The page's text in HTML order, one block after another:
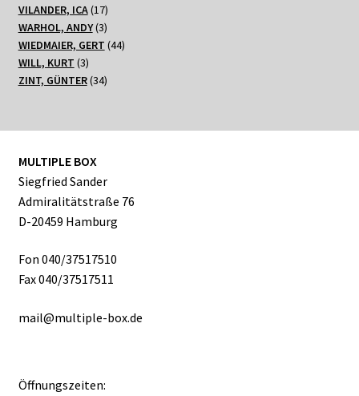
VILANDER, ICA 1717
Produkte
WARHOL, ANDY 33
Produkte
WIEDMAIER, GERT 4444
WILL, KURT 33
Produkte
ZINT, GÜNTER 3434
MULTIPLE BOX
Siegfried Sander
Admiralitätstraße 76
D-20459 Hamburg
Fon 040/37517510
Fax 040/37517511
mail@multiple-box.de
Öffnungszeiten: